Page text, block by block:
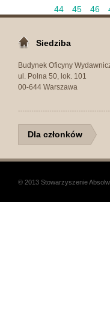
44
45 46
Siedziba
Budynek Oficyny
ul. Polna 50, lok. 101
00-644 Warszawa
Dla członków
© 2013 Stowarzyszenie